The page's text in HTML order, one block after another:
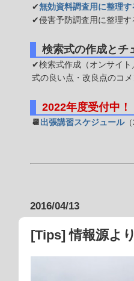
✔無効資料調査用に整理
✔侵害予防調査用に整理す
検索式の作成とチ
✔検索式作成（オンサイト
式の良い点・改良点のコ
2022年度受付中！
📆 出張講習スケジュール
2016/04/13
[Tips] 情報源よ